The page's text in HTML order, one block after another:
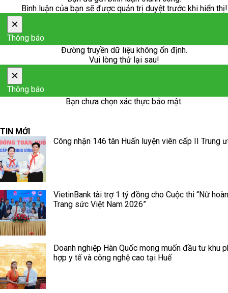
Bình luận của bạn sẽ được quản trị duyệt trước khi hiển thị!
×
Thông báo
Đường truyền dữ liệu không ổn định.
Vui lòng thử lại sau!
×
Thông báo
Bạn chưa chọn xác thực bảo mật.
TIN MỚI
Công nhận 146 tân Huấn luyện viên cấp II Trung
VietinBank tài trợ 1 tỷ đồng cho Cuộc thi “Nữ
Trang sức Việt Nam 2026”
Doanh nghiệp Hàn Quốc mong muốn đầu tư khu
hợp y tế và công nghệ cao tại Huế